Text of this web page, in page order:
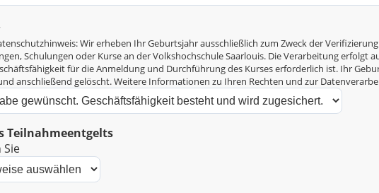
Wir erheben Ihr Geburtsjahr ausschließlich zum Zweck der
Schulungen oder Kurse an der Volkshochschule Saarlouis. Die Verarbeitung erfolgt
für die Anmeldung und Durchführung des Kurses erforderlich ist. Ihr
anschließend gelöscht. Weitere Informationen zu Ihren Rechten und zur
Teilnahmeentgelts
Sie